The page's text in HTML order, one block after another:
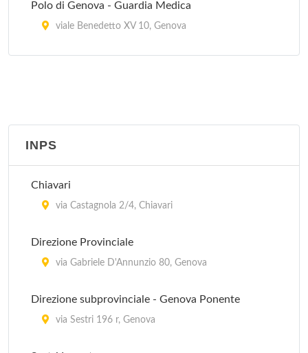
Polo di Genova - Guardia Medica
viale Benedetto XV 10, Genova
corso Italia 22, Ronco Scrivia
INPS
Chiavari
via Castagnola 2/4, Chiavari
Direzione Provinciale
via Gabriele D'Annunzio 80, Genova
Direzione subprovinciale - Genova Ponente
via Sestri 196 r, Genova